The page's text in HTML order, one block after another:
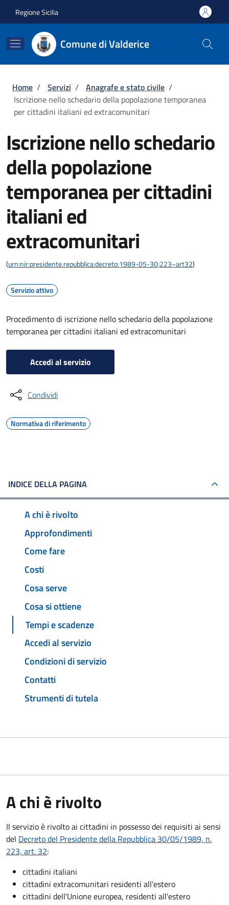
Regione Sicilia
Comune di Valderice
Briciole di pane
Home / Servizi / Anagrafe e stato civile /
Iscrizione nello schedario della popolazione temporanea
per cittadini italiani ed extracomunitari
Iscrizione nello schedario
della popolazione
temporanea per cittadini
italiani ed
extracomunitari
(urn:nir:presidente.repubblica:decreto:1989-05-30;223~art32)
Servizio attivo
Procedimento di iscrizione nello schedario della popolazione
temporanea per cittadini italiani ed extracomunitari
Accedi al servizio
Condividi
Normativa di riferimento
INDICE DELLA PAGINA
A chi è rivolto
Approfondimenti
Come fare
Costi
Cosa serve
Cosa si ottiene
Tempi e scadenze
Accedi al servizio
Condizioni di servizio
Contatti
Strumenti di tutela
A chi è rivolto
Il servizio è rivolto ai cittadini in possesso dei requisiti ai sensi
del Decreto del Presidente della Repubblica 30/05/1989, n.
223, art. 32:
cittadini italiani
cittadini extracomunitari residenti all'estero
cittadini dell'Unione europea, residenti all'estero